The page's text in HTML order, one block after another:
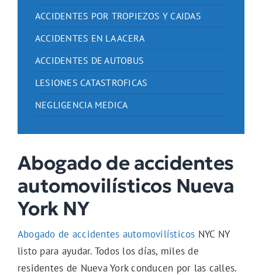
ACCIDENTES POR TROPIEZOS Y CAIDAS
ACCIDENTES EN LA ACERA
ACCIDENTES DE AUTOBUS
LESIONES CATASTROFICAS
NEGLIGENCIA MEDICA
Abogado de accidentes
automovilísticos Nueva
York NY
Abogado de accidentes automovilísticos NYC NY
listo para ayudar. Todos los días, miles de
residentes de Nueva York conducen por las calles.